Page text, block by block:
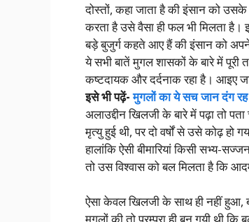
दोस्तों, कहा जाता है की इंसान को
करता है उसे वैसा ही फल भी मिलता है।
बड़े बुजुर्ग कहते आए हैं की इंसान को अपने
ये सभी बातें मुगल शासकों के बारे में पूरी
कष्टदायक और दर्दनाक रहा है। आइए
इसे भी पढ़ें-मुगलों का ये सच जान दंग
अलाउद्दीन खिलजी के बारे में पढ़ा तो
मृत्यु हुई थी, पर दो वर्षों से उसे कोढ़
हालांकि ऐसी बीमारियां किसी सभ्य-
तो उस विश्वास को बल मिलता है कि
ऐसा केवल खिलजी के साथ ही नहीं हुआ,